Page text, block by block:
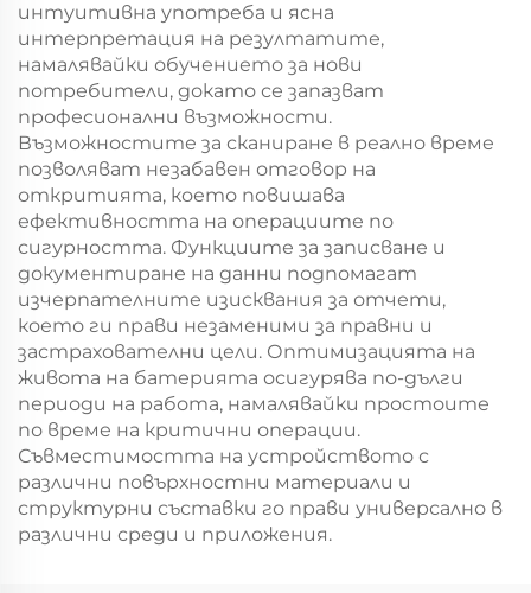
интуитивна употреба и ясна
интерпретация на резултатите,
намалявайки обучението за нови
потребители, докато се запазват
професионални възможности.
Възможностите за сканиране в реално време
позволяват незабавен отговор на
откритията, което повишава
ефективността на операциите по
сигурността. Функциите за записване и
документиране на данни подпомагат
изчерпателните изисквания за отчети,
което ги прави незаменими за правни и
застрахователни цели. Оптимизацията на
живота на батерията осигурява по-дълги
периоди на работа, намалявайки простоите
по време на критични операции.
Съвместимостта на устройството с
различни повърхностни материали и
структурни съставки го прави универсално в
различни среди и приложения.